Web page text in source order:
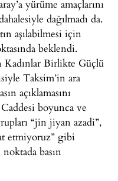
yürüme amaçlarını
dağılmadı da.
aşılabilmesi için
beklendi.
Kadınlar Birlikte Güçlü
Taksim’in ara
açıklamasını
boyunca ve
“jin jiyan azadi”,
etmiyoruz” gibi
basın